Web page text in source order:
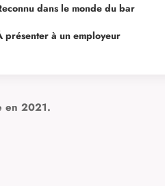
dans le monde du bar
présenter à un employeur
en 2021.